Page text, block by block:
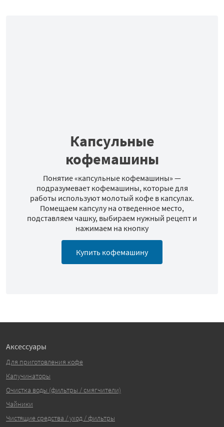
Капсульные
кофемашины
Понятие «капсульные кофемашины» —
подразумевает кофемашины, которые для
работы используют молотый кофе в капсулах.
Помещаем капсулу на отведенное место,
подставляем чашку, выбираем нужный рецепт и
нажимаем на кнопку
Купить кофемашину
Аксессуары
Для приготовления кофе
Капучинаторы
Очистка воды (фильтры / смягчители)
Чайники
Чистящие средства / уход / фильтры